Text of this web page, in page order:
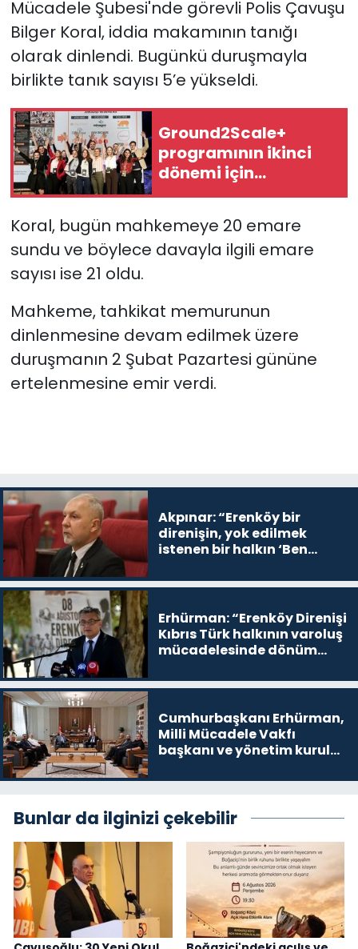
Mücadele Şubesi'nde görevli Polis Çavuşu
Bilger Koral, iddia makamının tanığı
olarak dinlendi. Bugünkü duruşmayla
birlikte tanık sayısı 5’e yükseldi.
Ground2Scale+
programının ikinci
dönemi için
başvurular açıldı
Koral, bugün mahkemeye 20 emare
sundu ve böylece davayla ilgili emare
sayısı ise 21 oldu.
Mahkeme, tahkikat memurunun
dinlenmesine devam edilmek üzere
duruşmanın 2 Şubat Pazartesi gününe
ertelenmesine emir verdi.
Akpınar: “Erenköy bir
direnişin, yok edilmek
istenen bir halkın ‘Ben
devam edeceğim’ dediği
Erhürman: “Erenköy Direnişi
Kıbrıs Türk halkının varoluş
mücadelesinde dönüm
Cumhurbaşkanı Erhürman,
Milli Mücadele Vakfı
başkanı ve yönetim kurulu
Bunlar da ilginizi çekebilir